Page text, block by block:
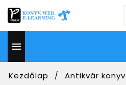

Kezdőlap Antikvár